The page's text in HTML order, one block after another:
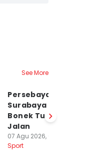
See More
Persebaya Juara!
Surabaya Hijau,
Bonek Tumpah ke
Jalan
07 Agu 2026, 05:24 WIB
Sport